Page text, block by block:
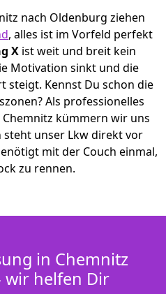
nach Oldenburg ziehen
, alles ist im Vorfeld perfekt
Xist weit und breit kein
Motivation sinkt und die
steigt. Kennst Du schon die
Als professionelles
kümmern wir uns
unser Lkw direkt vor
mit der Couch einmal,
zu rennen.
in Chemnitz
wir helfen Dir